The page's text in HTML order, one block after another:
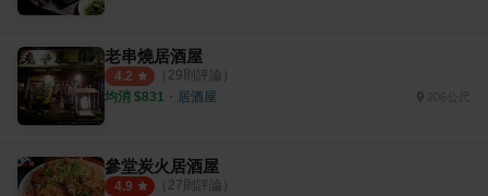
老串燒居酒屋
4.2 （ 29則評論）
均消 $831 ・ 居酒屋 206公尺
參堂炭火居酒屋
4.9 （ 27則評論）